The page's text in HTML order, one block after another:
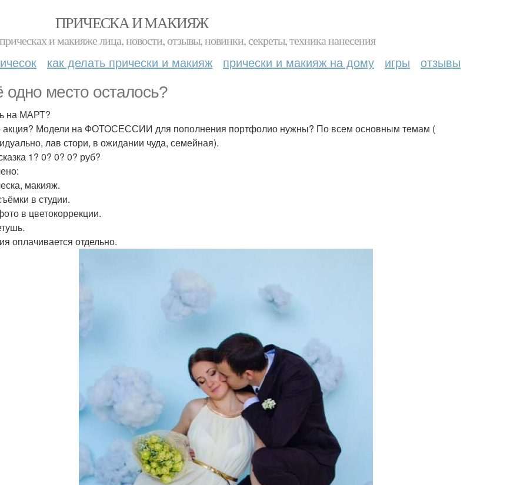
ПРИЧЕСКА И МАКИЯЖ
и макияже лица, новости, отзывы, новинки, секреты, техника нанесения
как делать прически и макияж прически и макияж на дому игры отзывы
место осталось?
на МАРТ?
акция? Модели на ФОТОСЕССИИ для пополнения портфолио нужны? По всем основным темам (
лав стори, в ожидании чуда, семейная).
1? 0? 0? 0? руб?
макияж.
в студии.
в цветокоррекции.
оплачивается отдельно.